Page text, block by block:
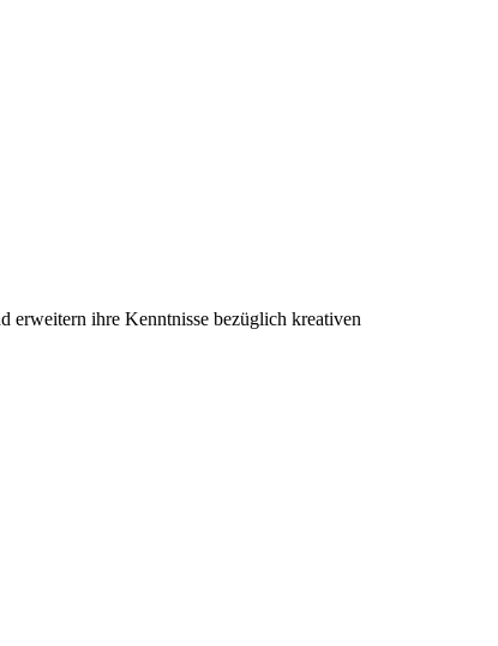
erweitern ihre Kenntnisse bezüglich kreativen